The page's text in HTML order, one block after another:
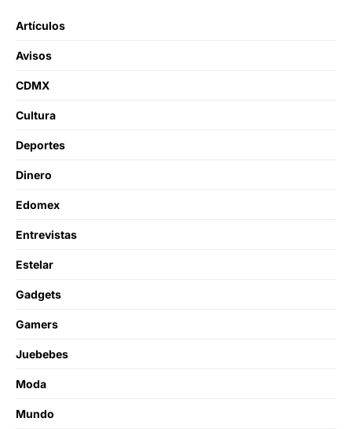
Artículos
Avisos
CDMX
Cultura
Deportes
Dinero
Edomex
Entrevistas
Estelar
Gadgets
Gamers
Juebebes
Moda
Mundo